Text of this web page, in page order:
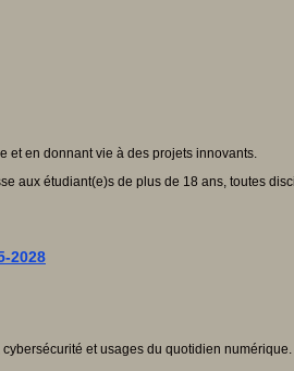
et en donnant vie à des projets innovants.
étudiant(e)s de plus de 18 ans, toutes
2028
et usages du quotidien